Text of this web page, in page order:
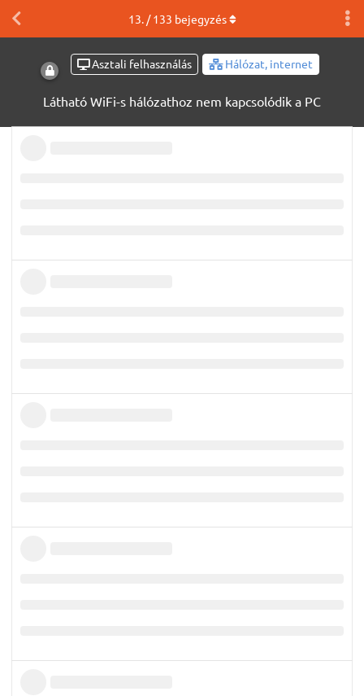
Asztali felhasználás Hálózat, internet
Látható WiFi-s hálózathoz nem kapcsolódik a PC
13. /133 bejegyzés